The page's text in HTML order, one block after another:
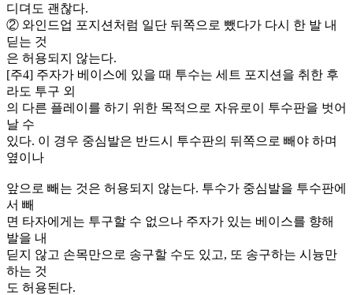
디뎌도 괜찮다.
② 와인드업 포지션처럼 일단 뒤쪽으로 뺐다가 다시 한 발 내
딛는 것
은 허용되지 않는다.
[주4] 주자가 베이스에 있을 때 투수는 세트 포지션을 취한 후
라도 투구 외
의 다른 플레이를 하기 위한 목적으로 자유로이 투수판을 벗어
날 수
있다. 이 경우 중심발은 반드시 투수판의 뒤쪽으로 빼야 하며
옆이나
앞으로 빼는 것은 허용되지 않는다. 투수가 중심발을 투수판에
서 빼
면 타자에게는 투구할 수 없으나 주자가 있는 베이스를 향해
발을 내
딛지 않고 손목만으로 송구할 수도 있고, 또 송구하는 시늉만
하는 것
도 허용된다.